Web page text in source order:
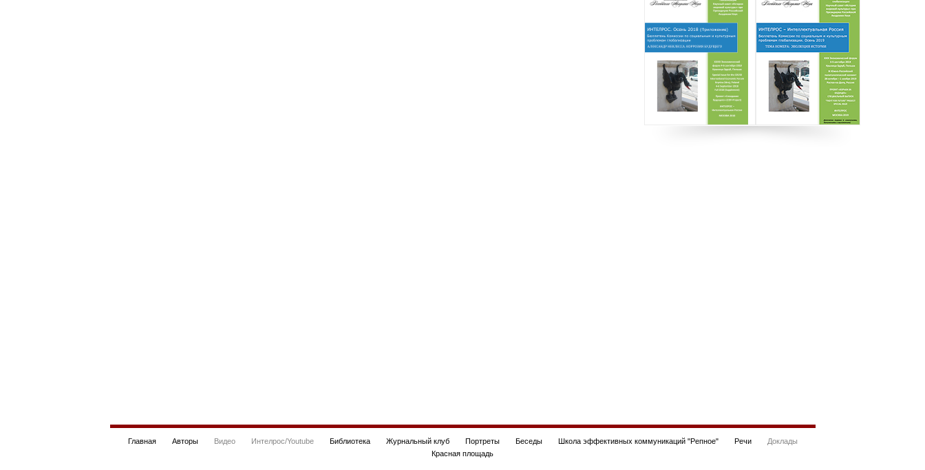
Главная Авторы Видео Интелрос/Youtube Библиотека Журнальный клуб Портреты Беседы Школа эффективных коммуникаций "Репное" Речи
Доклады
Красная площадь